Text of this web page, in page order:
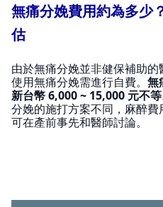
無痛分娩費用約為多少
估
由於無痛分娩並非健保補助
使用無痛分娩需進行自費。 無
新台幣 6,000 ~ 15,000 元不等
分娩的施打方案不同，麻醉
可在產前事先和醫師討論。